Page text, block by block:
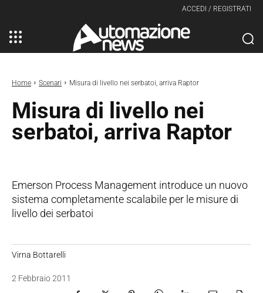
ACCEDI / REGISTRATI
Home Scenari Misura di livello nei serbatoi, arriva Raptor
Misura di livello nei
serbatoi, arriva Raptor
Emerson Process Management introduce un nuovo
sistema completamente scalabile per le misure di
livello dei serbatoi
Virna Bottarelli
2 Febbraio 2011